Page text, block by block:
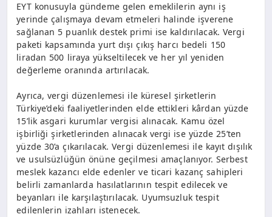
EYT konusuyla gündeme gelen emeklilerin aynı iş
yerinde çalışmaya devam etmeleri halinde işverene
sağlanan 5 puanlık destek primi ise kaldırılacak. Vergi
paketi kapsamında yurt dışı çıkış harcı bedeli 150
liradan 500 liraya yükseltilecek ve her yıl yeniden
değerleme oranında artırılacak.
Ayrıca, vergi düzenlemesi ile küresel şirketlerin
Türkiye’deki faaliyetlerinden elde ettikleri kârdan yüzde
15’lik asgari kurumlar vergisi alınacak. Kamu özel
işbirliği şirketlerinden alınacak vergi ise yüzde 25’ten
yüzde 30’a çıkarılacak. Vergi düzenlemesi ile kayıt dışılık
ve usulsüzlüğün önüne geçilmesi amaçlanıyor. Serbest
meslek kazancı elde edenler ve ticari kazanç sahipleri
belirli zamanlarda hasılatlarının tespit edilecek ve
beyanları ile karşılaştırılacak. Uyumsuzluk tespit
edilenlerin izahları istenecek.